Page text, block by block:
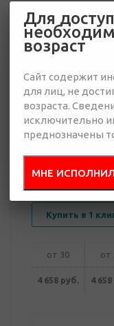
4 403 руб.
Много
запрос
Купить в 1
от 30 от
4 658 руб. 4
Для
возраст
Сайт содержит
для лиц, не
возраста.
исключительно
преднозначены
МНЕ